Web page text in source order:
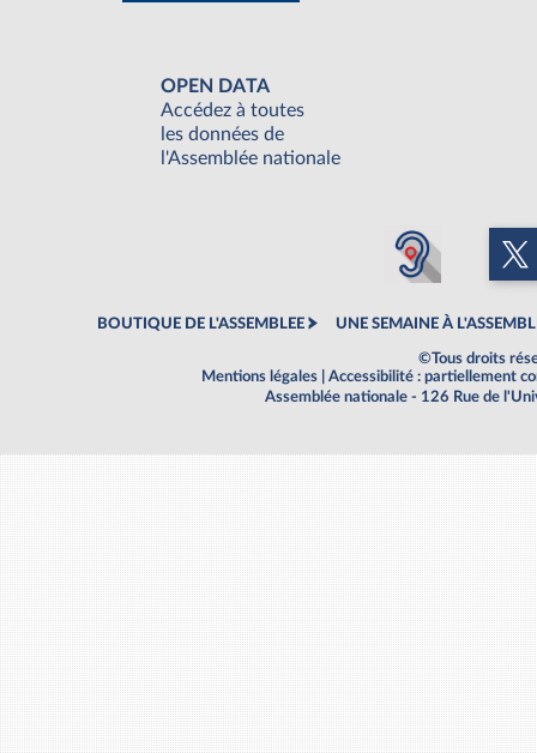
OPEN DATA
Accédez à toutes
les données de
l'Assemblée nationale
BOUTIQUE DE L'ASSEMBLEE UNE SEMAINE À
©Tous droits
Mentions légales
Accessibilité : partiellement
Assemblée nationale - 126 Rue de